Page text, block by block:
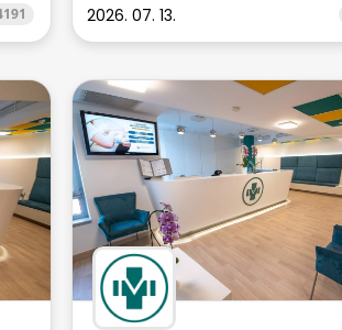
2026. 07. 13.